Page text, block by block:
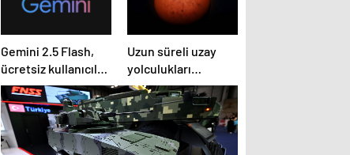
Gemini 2.5 Flash,
ücretsiz kullanıcılar
için dosya
yüklemeyi devre
dışı bırakıyor
Uzun süreli uzay
yolculukları
böbreklere zarar
veriyor